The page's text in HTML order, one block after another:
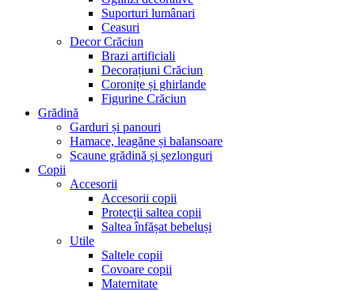
Suporturi lumânari
Ceasuri
Decor Crăciun
Brazi artificiali
Decorațiuni Crăciun
Coronițe și ghirlande
Figurine Crăciun
Grădină
Garduri și panouri
Hamace, leagăne și balansoare
Scaune grădină și șezlonguri
Copii
Accesorii
Accesorii copii
Protecții saltea copii
Saltea înfășat bebeluși
Utile
Saltele copii
Covoare copii
Maternitate